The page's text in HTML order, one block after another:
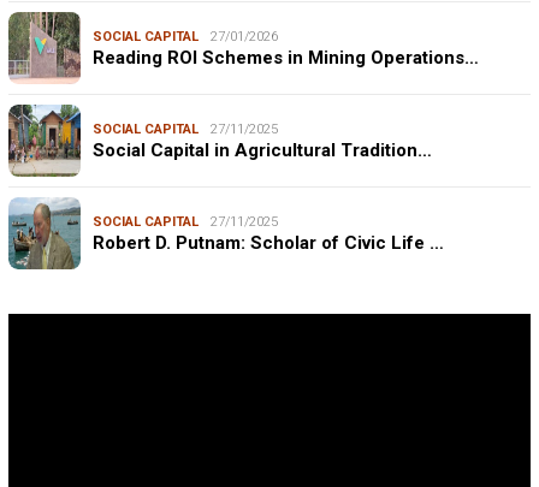
SOCIAL CAPITAL 27/01/2026
Reading ROI Schemes in Mining Operations…
SOCIAL CAPITAL 27/11/2025
Social Capital in Agricultural Tradition…
SOCIAL CAPITAL 27/11/2025
Robert D. Putnam: Scholar of Civic Life …